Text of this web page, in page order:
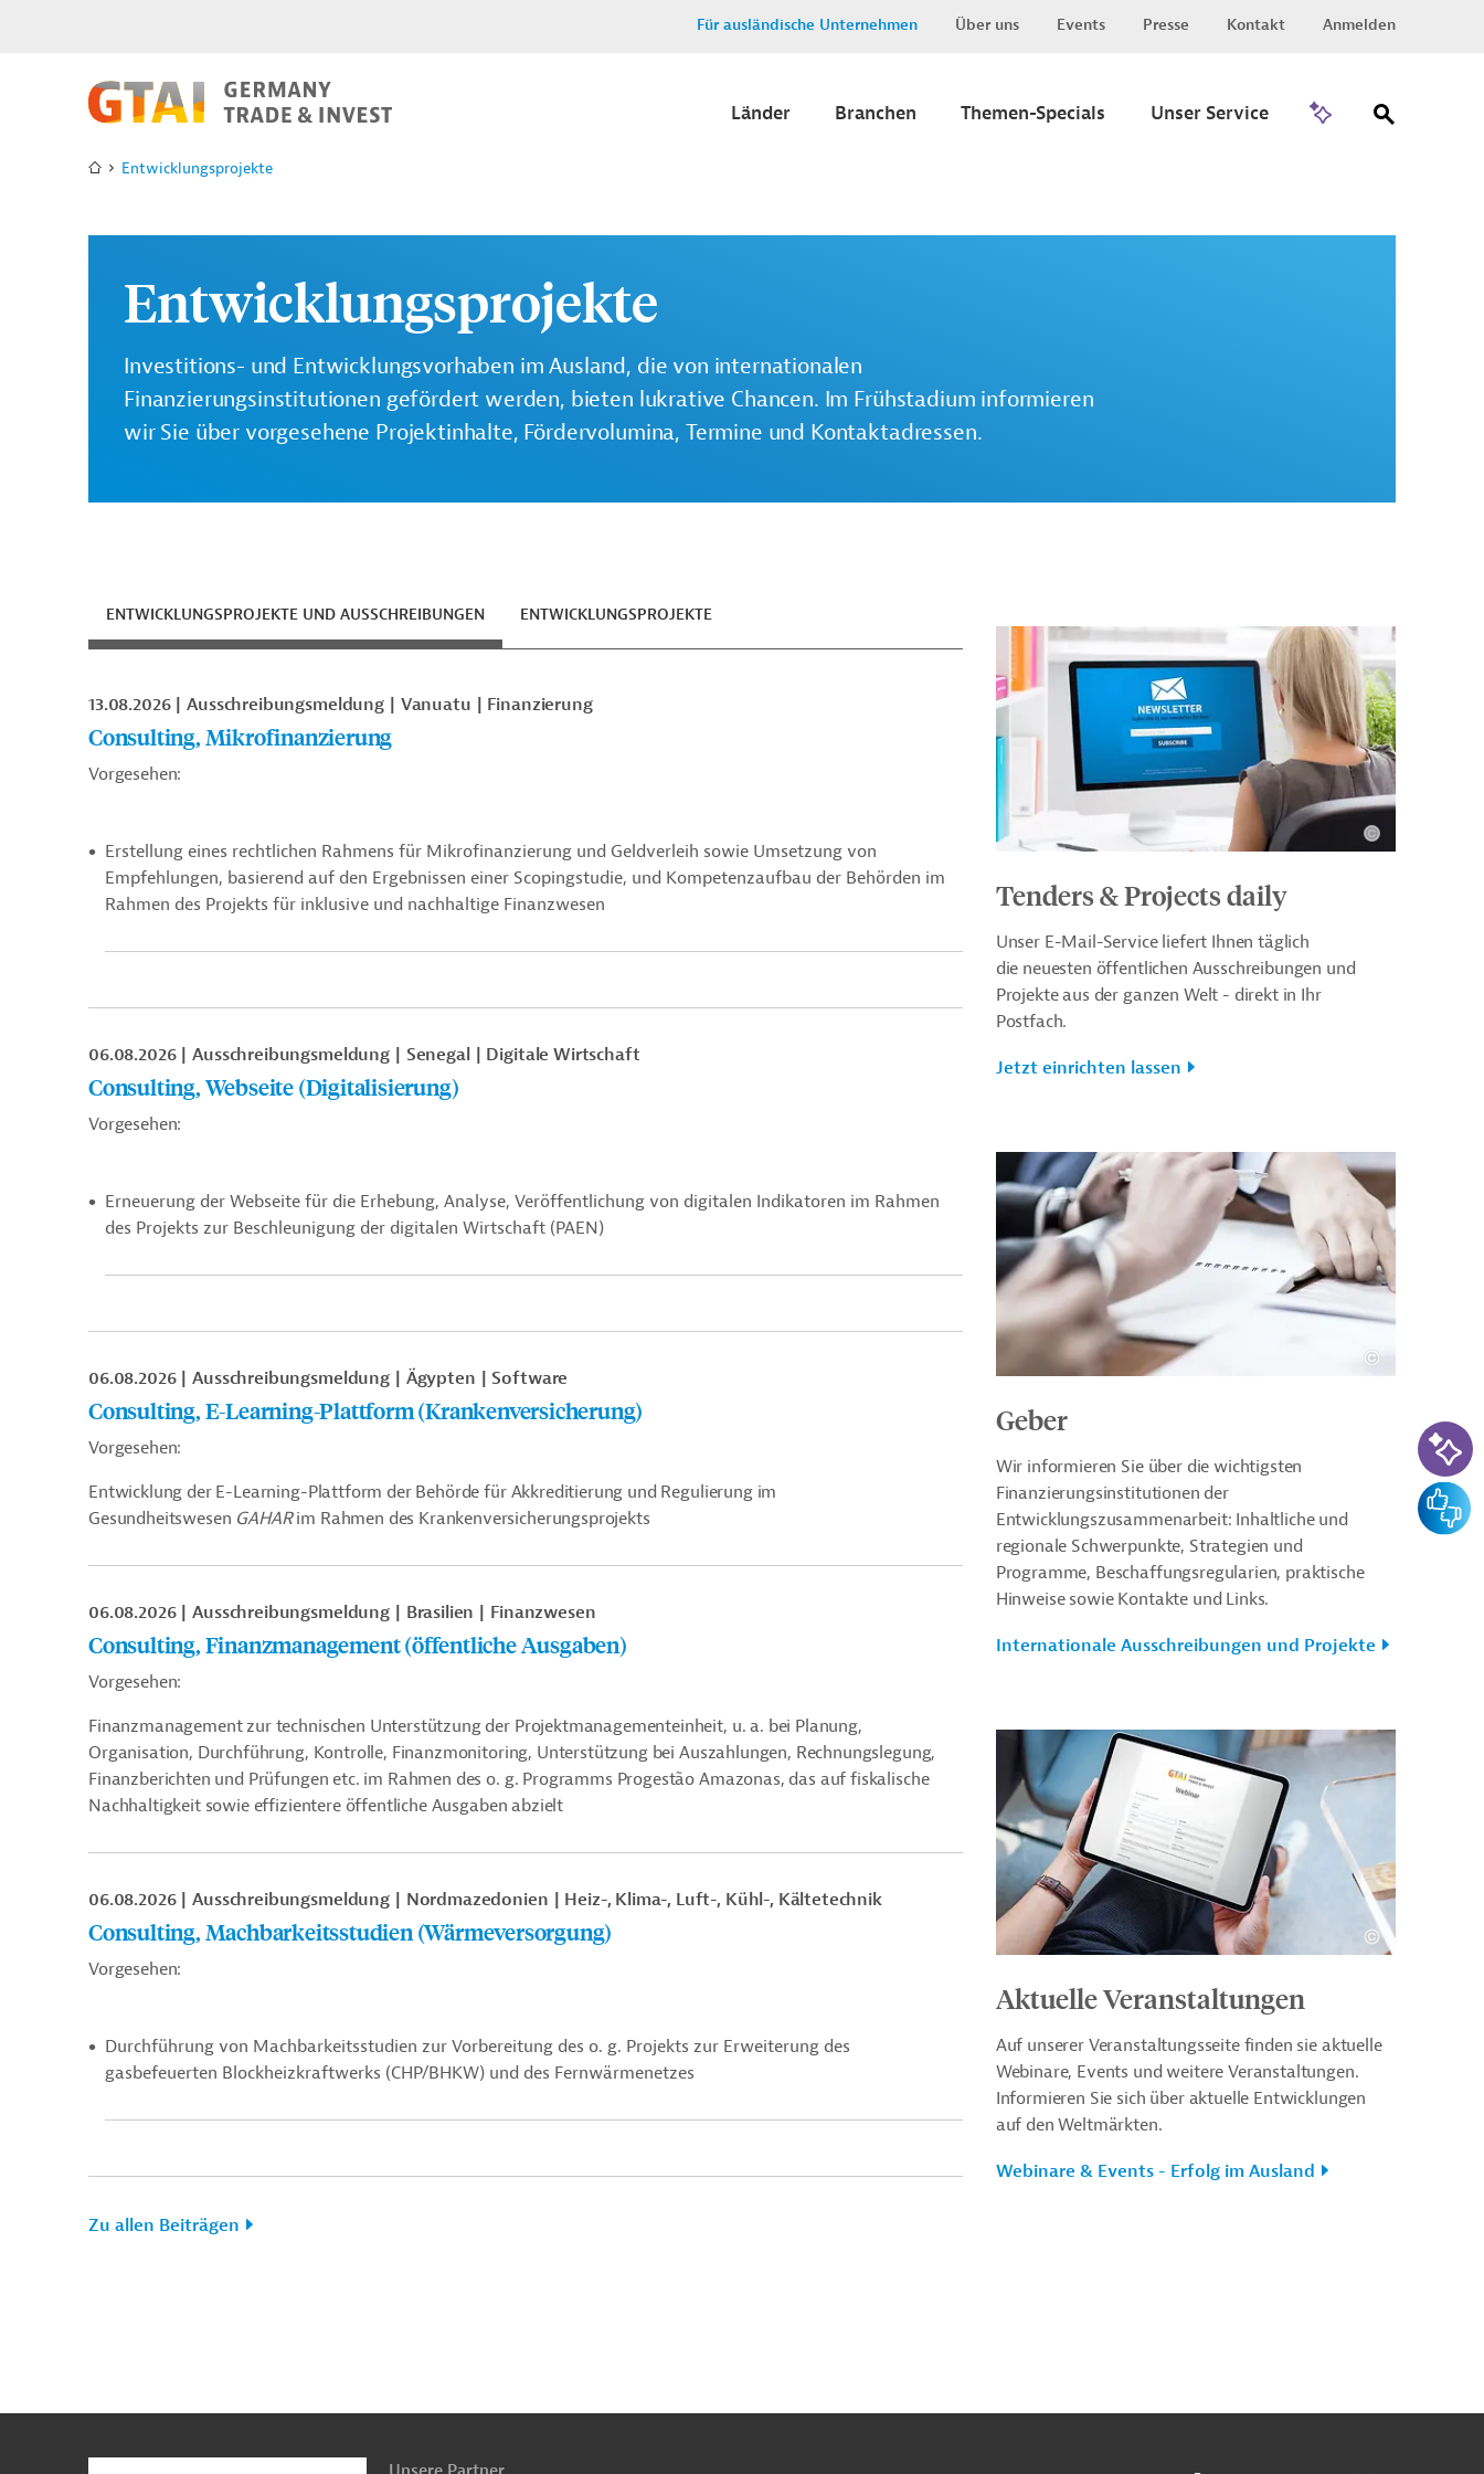
Für ausländische Unternehmen Über uns Events Presse Kontakt Anmelden
Länder Branchen Themen-Specials Unser Service
Entwicklungsprojekte
Entwicklungsprojekte
Investitions- und Entwicklungsvorhaben im Ausland, die von internationalen
Finanzierungsinstitutionen gefördert werden, bieten lukrative Chancen. Im Frühstadium informieren
wir Sie über vorgesehene Projektinhalte, Fördervolumina, Termine und Kontaktadressen.
ENTWICKLUNGSPROJEKTE UND AUSSCHREIBUNGEN ENTWICKLUNGSPROJEKTE
13.08.2026 Ausschreibungsmeldung Vanuatu Finanzierung
Consulting, Mikrofinanzierung
Vorgesehen:
Erstellung eines rechtlichen Rahmens für Mikrofinanzierung und Geldverleih sowie Umsetzung von
Empfehlungen, basierend auf den Ergebnissen einer Scopingstudie, und Kompetenzaufbau der Behörden im
Rahmen des Projekts für inklusive und nachhaltige Finanzwesen
06.08.2026 Ausschreibungsmeldung Senegal Digitale Wirtschaft
Consulting, Webseite (Digitalisierung)
Vorgesehen:
Erneuerung der Webseite für die Erhebung, Analyse, Veröffentlichung von digitalen Indikatoren im Rahmen
des Projekts zur Beschleunigung der digitalen Wirtschaft (PAEN)
06.08.2026 Ausschreibungsmeldung Ägypten Software
Consulting, E-Learning-Plattform (Krankenversicherung)
Vorgesehen:
Entwicklung der E-Learning-Plattform der Behörde für Akkreditierung und Regulierung im
Gesundheitswesen GAHARim Rahmen des Krankenversicherungsprojekts
06.08.2026 Ausschreibungsmeldung Brasilien Finanzwesen
Consulting, Finanzmanagement (öffentliche Ausgaben)
Vorgesehen:
Finanzmanagement zur technischen Unterstützung der Projektmanagementeinheit, u. a. bei Planung,
Organisation, Durchführung, Kontrolle, Finanzmonitoring, Unterstützung bei Auszahlungen, Rechnungslegung,
Finanzberichten und Prüfungen etc. im Rahmen des o. g. Programms Progestão Amazonas, das auf fiskalische
Nachhaltigkeit sowie effizientere öffentliche Ausgaben abzielt
06.08.2026 Ausschreibungsmeldung Nordmazedonien Heiz-, Klima-, Luft-, Kühl-, Kältetechnik
Consulting, Machbarkeitsstudien (Wärmeversorgung)
Vorgesehen:
Durchführung von Machbarkeitsstudien zur Vorbereitung des o. g. Projekts zur Erweiterung des
gasbefeuerten Blockheizkraftwerks (CHP/BHKW) und des Fernwärmenetzes
Zu allen Beiträgen
Tenders & Projects daily
Unser E-Mail-Service liefert Ihnen täglich
die neuesten öffentlichen Ausschreibungen und
Projekte aus der ganzen Welt - direkt in Ihr
Postfach.
Jetzt einrichten lassen
Geber
Wir informieren Sie über die wichtigsten
Finanzierungsinstitutionen der
Entwicklungszusammenarbeit: Inhaltliche und
regionale Schwerpunkte, Strategien und
Programme, Beschaffungsregularien, praktische
Hinweise sowie Kontakte und Links.
Internationale Ausschreibungen und Projekte
Aktuelle Veranstaltungen
Auf unserer Veranstaltungsseite finden sie aktuelle
Webinare, Events und weitere Veranstaltungen.
Informieren Sie sich über aktuelle Entwicklungen
auf den Weltmärkten.
Webinare & Events - Erfolg im Ausland
oben
KI-